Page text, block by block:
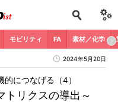
モビリティ FA 素材／化学
2024年5月20日
トリクスの導出～
につなげる（4）